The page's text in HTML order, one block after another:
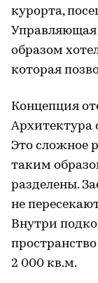
курорта,
образом
которая
Концепция
Архитектура
Это сложное
таким
разделены.
не
Внутри
2 000 кв.м.